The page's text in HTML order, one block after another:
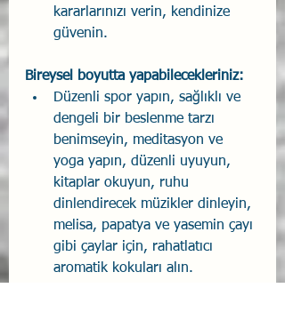
kararlarınızı verin, kendinize
güvenin.
Bireysel boyutta yapabilecekleriniz:
Düzenli spor yapın, sağlıklı ve
dengeli bir beslenme tarzı
benimseyin, meditasyon ve
yoga yapın, düzenli uyuyun,
kitaplar okuyun, ruhu
dinlendirecek müzikler dinleyin,
melisa, papatya ve yasemin çayı
gibi çaylar için, rahatlatıcı
aromatik kokuları alın.